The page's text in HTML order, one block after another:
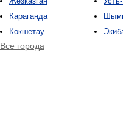
Караганда
Кокшетау
Все города